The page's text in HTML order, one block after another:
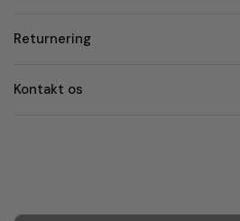
Returnering
Kontakt os